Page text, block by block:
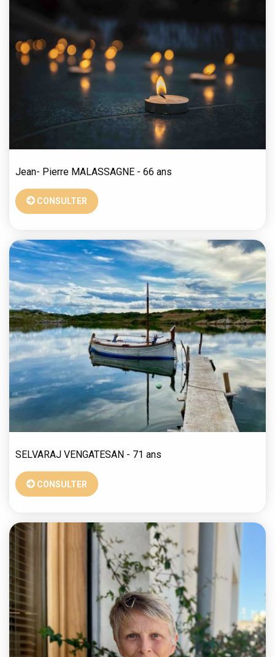
Jean- Pierre MALASSAGNE - 66 ans
CONSULTER
SELVARAJ VENGATESAN - 71 ans
CONSULTER